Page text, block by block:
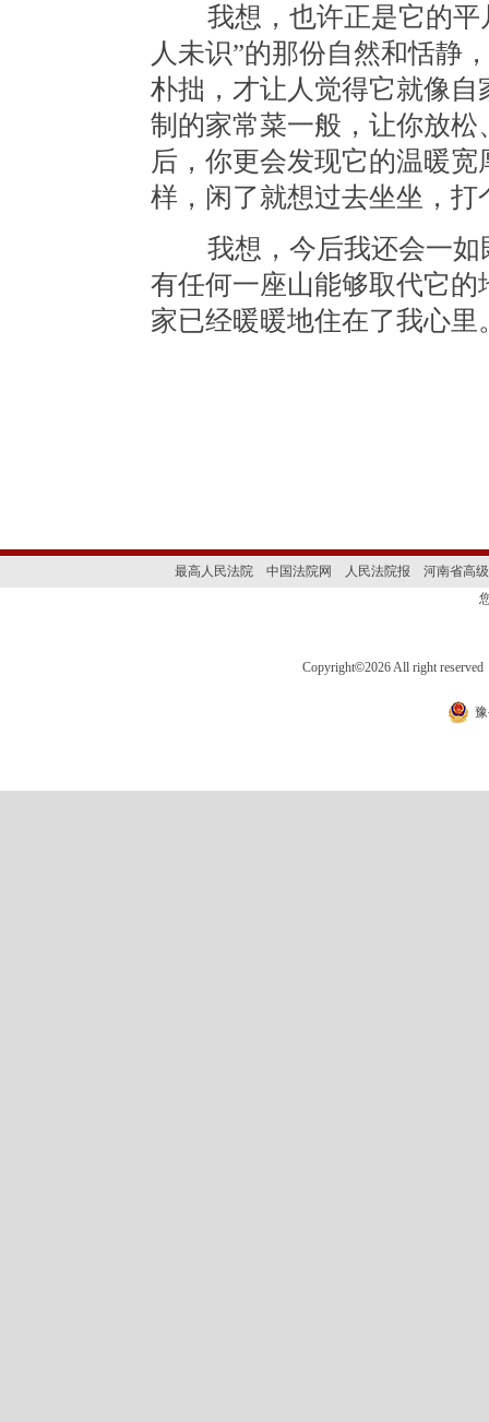
我想，也许正是它的平
人未识”的那份自然和恬静
朴拙，才让人觉得它就像
制的家常菜一般，让你放
后，你更会发现它的温暖
样，闲了就想过去坐坐，打
我想，今后我还会一如
有任何一座山能够取代它
家已经暖暖地住在了我心里
最高人民法院 中国法院网 人民法院报
河南省高
Copyright©2026 All right